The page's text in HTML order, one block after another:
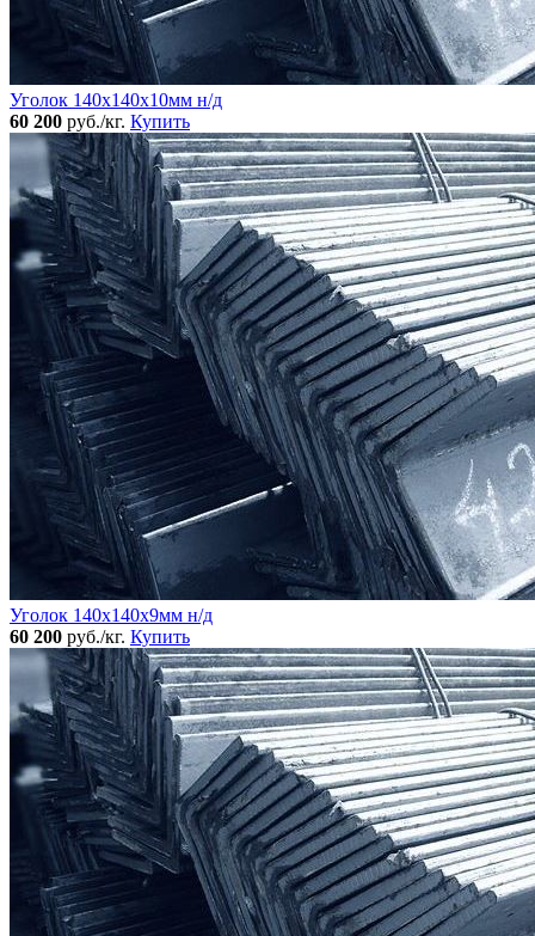
Уголок 140x140х10мм н/д
60 200 руб./кг. Купить
Уголок 140x140х9мм н/д
60 200 руб./кг. Купить